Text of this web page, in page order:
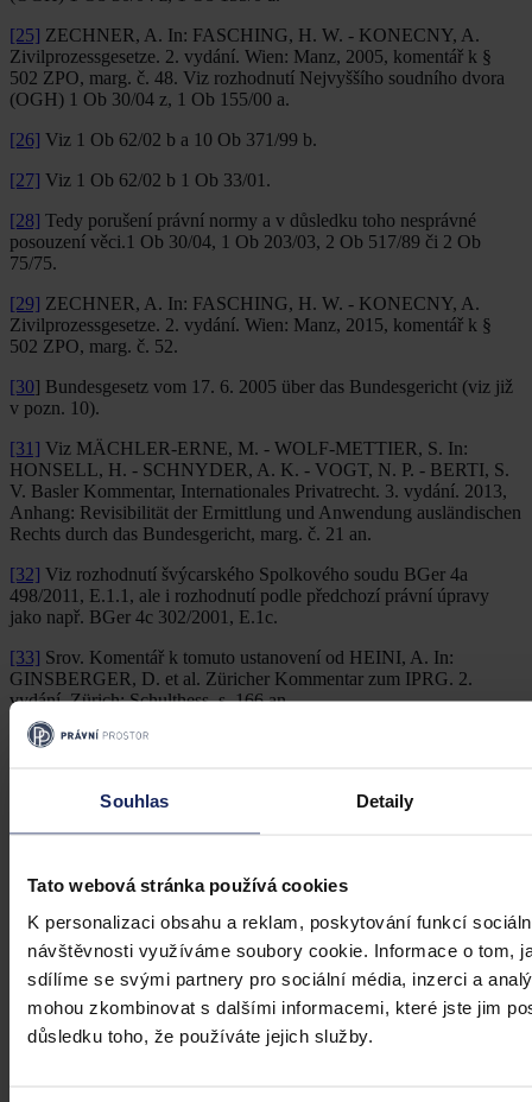
Souhlas Detaily
Tato webová stránka používá cookies
K personalizaci obsahu a reklam, poskytování funkcí
návštěvnosti využíváme soubory cookie. Informace o tom,
sdílíme se svými partnery pro sociální média, inzerci a
mohou zkombinovat s dalšími informacemi, které jste jim
důsledku toho, že používáte jejich služby.
[25] ZECHNER, A. In: FASCHING, H. W. - KONECNY, A.
Zivilprozessgesetze. 2. vydání. Wien: Manz, 2005, komentář k §
502 ZPO, marg. č. 48. Viz rozhodnutí Nejvyššího soudního dvora
(OGH) 1 Ob 30/04 z, 1 Ob 155/00 a.
[26] Viz 1 Ob 62/02 b a 10 Ob 371/99 b.
[27] Viz 1 Ob 62/02 b 1 Ob 33/01.
[28] Tedy porušení právní normy a v důsledku toho nesprávné
posouzení věci.1 Ob 30/04, 1 Ob 203/03, 2 Ob 517/89 či 2 Ob
75/75.
[29] ZECHNER, A. In: FASCHING, H. W. - KONECNY, A.
Zivilprozessgesetze. 2. vydání. Wien: Manz, 2015, komentář k §
502 ZPO, marg. č. 52.
[30] Bundesgesetz vom 17. 6. 2005 über das Bundesgericht (viz již
v pozn. 10).
[31] Viz MÄCHLER-ERNE, M. - WOLF-METTIER, S. In:
HONSELL, H. - SCHNYDER, A. K. - VOGT, N. P. - BERTI, S.
V. Basler Kommentar, Internationales Privatrecht. 3. vydání. 2013,
Anhang: Revisibilität der Ermittlung und Anwendung ausländischen
Rechts durch das Bundesgericht, marg. č. 21 an.
[32] Viz rozhodnutí švýcarského Spolkového soudu BGer 4a
498/2011, E.1.1, ale i rozhodnutí podle předchozí právní úpravy
jako např. BGer 4c 302/2001, E.1c.
[33] Srov. Komentář k tomuto ustanovení od HEINI, A. In:
GINSBERGER, D. et al. Züricher Kommentar zum IPRG. 2.
vydání. Zürich: Schulthess, s. 166 an.
[34]Srov. k tomu BGer 23. 2. 2009 5A a 437/26 z 23. 2. 2009 5A.
WIDMERLÜCHINGER, C. (eds). Zürcher Kommentar zum
potřebná opatření; pokud mu obsah cizího práva není znám,
může si za tím účelem vyžádat také informaci od ministerstva
spravedlnosti.
§ 23 ZMPS/2012
Zjišťování a používání zahraničního práva
(1) Pokud z jiných ustanovení tohoto zákona nevyplývá něco